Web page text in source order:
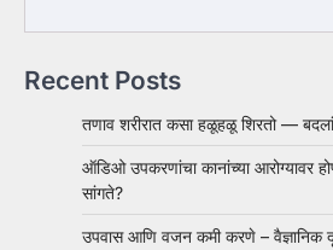
Recent Posts
तणाव शरीरात कसा हळूहळू शिरतो —
ऑडिओ उपकरणांचा कानांच्या आरोग्यावर
सांगते?
उपवास आणि वजन कमी करणे – वैज्ञानिक